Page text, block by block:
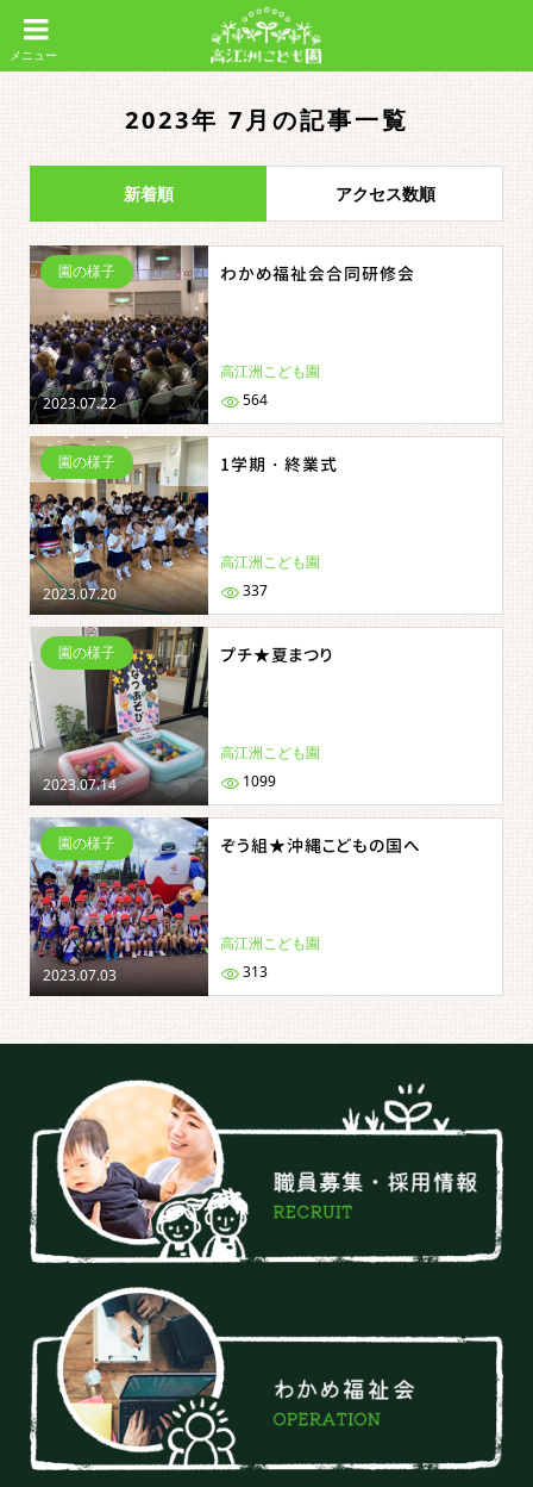
2023年 7月の記事一覧
新着順 アクセス数順
2023.07.22
園の様子 わかめ福祉会合同研修会
高江洲こども園
564
2023.07.20
園の様子 1学期・終業式
高江洲こども園
337
2023.07.14
園の様子 プチ★夏まつり
高江洲こども園
1099
2023.07.03
園の様子 ぞう組★沖縄こどもの国へ
高江洲こども園
313